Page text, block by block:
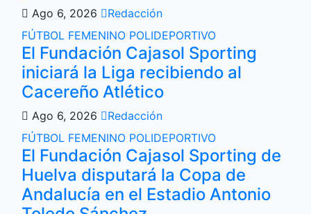
Ago 6, 2026
Redacción
FÚTBOL FEMENINO POLIDEPORTIVO
El Fundación Cajasol Sporting
iniciará la Liga recibiendo al
Cacereño Atlético
Ago 6, 2026
Redacción
FÚTBOL FEMENINO POLIDEPORTIVO
El Fundación Cajasol Sporting de
Huelva disputará la Copa de
Andalucía en el Estadio Antonio